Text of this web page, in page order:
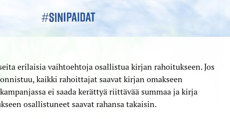
erilaisia vaihtoehtoja osallistua kirjan rahoitukseen. Jos
kaikki rahoittajat saavat kirjan omakseen
ei saada kerättyä riittävää summaa ja kirja
osallistuneet saavat rahansa takaisin.